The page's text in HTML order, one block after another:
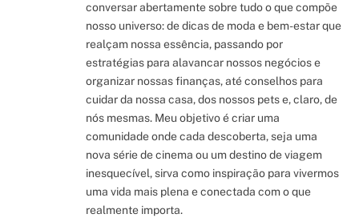
conversar abertamente sobre tudo o que compõe
nosso universo: de dicas de moda e bem-estar que
realçam nossa essência, passando por
estratégias para alavancar nossos negócios e
organizar nossas finanças, até conselhos para
cuidar da nossa casa, dos nossos pets e, claro, de
nós mesmas. Meu objetivo é criar uma
comunidade onde cada descoberta, seja uma
nova série de cinema ou um destino de viagem
inesquecível, sirva como inspiração para vivermos
uma vida mais plena e conectada com o que
realmente importa.